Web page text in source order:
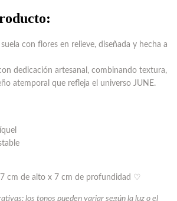
:
con flores en relieve, diseñada y hecha a
dedicación artesanal, combinando textura,
atemporal que refleja el universo JUNE.
cm de alto x 7 cm de profundidad ♡
los tonos pueden variar según la luz o el